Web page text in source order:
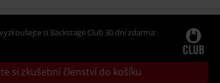
si Backstage Club 30 dní zdarma:
si zkušební členství do košíku